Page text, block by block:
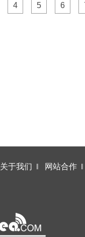
4 5 6
关于我们 ‖ 网站合作 ‖